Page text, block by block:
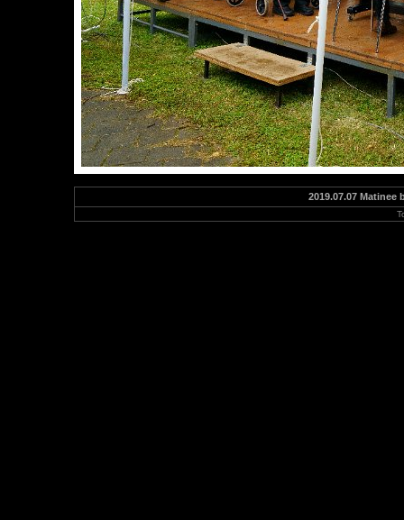
2019.07.07